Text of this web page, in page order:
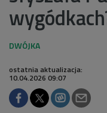
ostatnia aktualizacja:
10.04.2026 09:07